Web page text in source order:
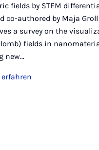
fields by STEM
co-authored by Maja Groll
a survey on the
fields in
new…